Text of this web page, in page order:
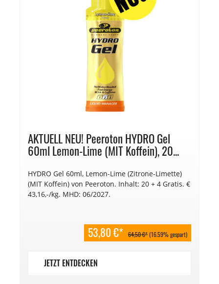
AKTUELL NEU! Peeroton HYDRO Gel
60ml Lemon-Lime (MIT Koffein), 20...
HYDRO Gel 60ml, Lemon-Lime (Zitrone-Limette)
(MIT Koffein) von Peeroton. Inhalt: 20 + 4 Gratis. €
43,16,-/kg. MHD: 06/2027.
53,80 €* 64,50 €*(16.59% gespart)
JETZT ENTDECKEN